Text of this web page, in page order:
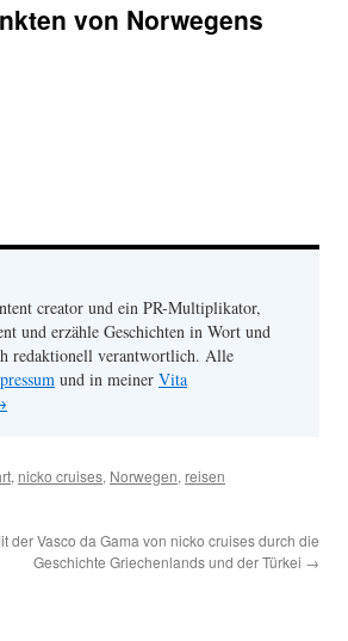
von Norwegens
creator und ein PR-Multiplikator,
und erzähle Geschichten in Wort und
redaktionell verantwortlich. Alle
und in meiner Vita
, nicko cruises, Norwegen, reisen
der Vasco da Gama von nicko cruises durch die
Geschichte Griechenlands und der Türkei →